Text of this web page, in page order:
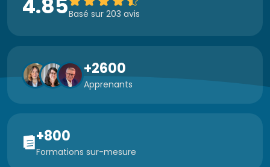
4.85Basé sur 203 avis
+2600
Apprenants
+800
Formations sur-mesure